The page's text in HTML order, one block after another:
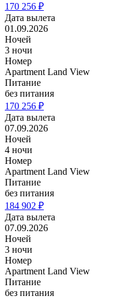
170 256 ₽
Дата вылета
01.09.2026
Ночей
3 ночи
Номер
Apartment Land View
Питание
без питания
170 256 ₽
Дата вылета
07.09.2026
Ночей
4 ночи
Номер
Apartment Land View
Питание
без питания
184 902 ₽
Дата вылета
07.09.2026
Ночей
3 ночи
Номер
Apartment Land View
Питание
без питания